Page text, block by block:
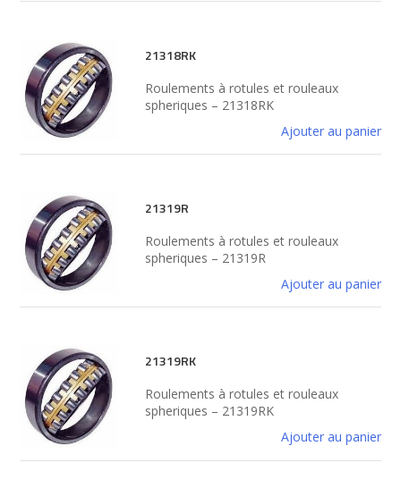
21318RK
Roulements à rotules et rouleaux
spheriques – 21318RK
Ajouter au panier
21319R
Roulements à rotules et rouleaux
spheriques – 21319R
Ajouter au panier
21319RK
Roulements à rotules et rouleaux
spheriques – 21319RK
Ajouter au panier